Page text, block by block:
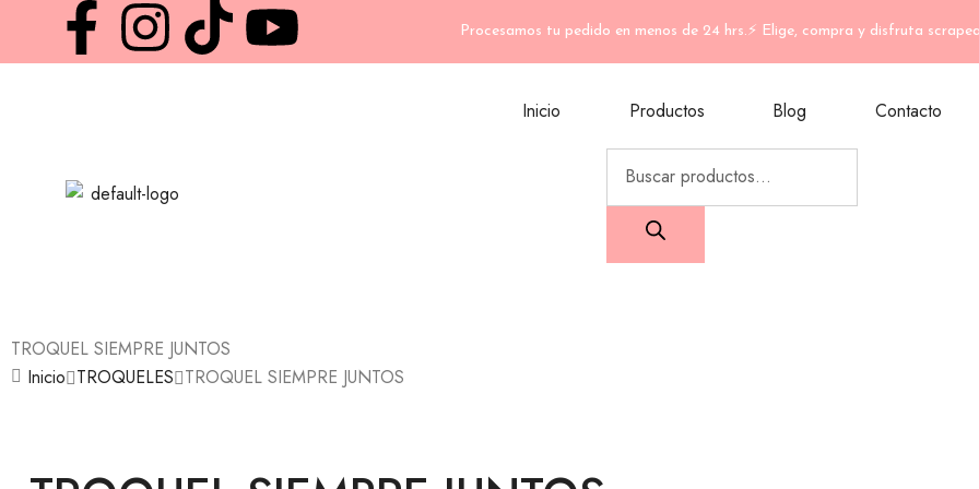
Procesamos tu pedido en menos de 24 hrs.⚡ Elige, compra y disfruta
Inicio Productos Blog Contacto
TROQUEL SIEMPRE JUNTOS
Inicio TROQUELES TROQUEL SIEMPRE JUNTOS